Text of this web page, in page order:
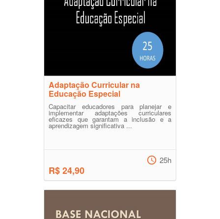
Adaptação Curricular na
Educação Especial
Capacitar educadores para planejar e
implementar adaptações curriculares
eficazes que garantam a inclusão e a
aprendizagem significativa ...
R$ 24,90
25h